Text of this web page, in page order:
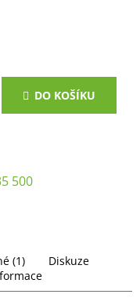
DO KOŠÍKU
500
(1)
Diskuze